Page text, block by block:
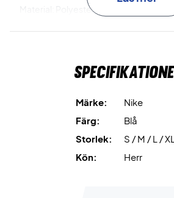
Material: Polyester
Märke:
Nike
Färg:
Blå
Storlek:
S / M / L /
Kön:
Herr